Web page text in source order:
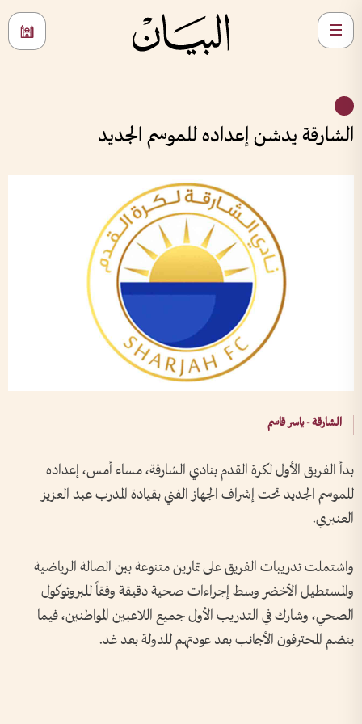
الشارقة يدشن إعداده للموسم الجديد
الشارقة - ياسر قاسم
بدأ الفريق الأول لكرة القدم بنادي الشارقة، مساء أمس، إعداده
للموسم الجديد تحت إشراف الجهاز الفني بقيادة المدرب عبد العزيز
العنبري.
واشتملت تدريبات الفريق على تمارين متنوعة بين الصالة الرياضية
والمستطيل الأخضر وسط إجراءات صحية دقيقة وفقاً للبروتوكول
الصحي، وشارك في التدريب الأول جميع اللاعبين المواطنين، فيما
ينضم المحترفون الأجانب بعد عودتهم للدولة بعد غد.